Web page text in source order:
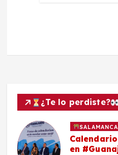
¿Te lo perdiste?
SALAMANCA
en